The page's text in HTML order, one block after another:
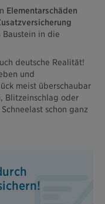
Elementarschäden
Baustein in die
deutsche Realität!
und
meist überschaubar
Blitzeinschlag oder
schon ganz